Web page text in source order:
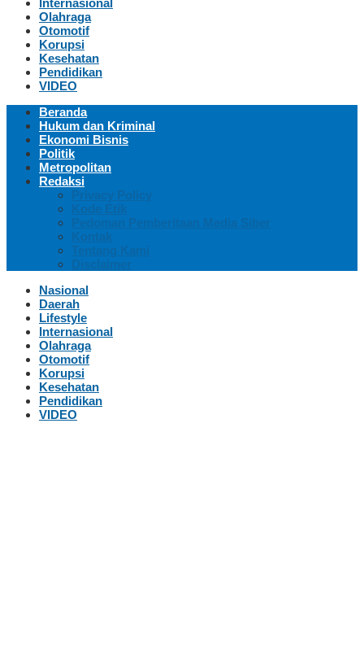
Internasional
Olahraga
Otomotif
Korupsi
Kesehatan
Pendidikan
VIDEO
Beranda
Hukum dan Kriminal
Ekonomi Bisnis
Politik
Metropolitan
Redaksi
Privacy Policy
Kode Etik
Pedoman Pemberitaan Media Siber
Kontak
Tentang Kami
Disclaimer
Nasional
Daerah
Lifestyle
Internasional
Olahraga
Otomotif
Korupsi
Kesehatan
Pendidikan
VIDEO